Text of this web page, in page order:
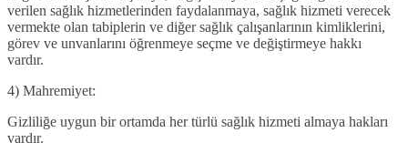
verilen sağlık hizmetlerinden faydalanmaya, sağlık hizmeti verecek
vermekte olan tabiplerin ve diğer sağlık çalışanlarının kimliklerini,
görev ve unvanlarını öğrenmeye seçme ve değiştirmeye hakkı
vardır.
4) Mahremiyet:
Gizliliğe uygun bir ortamda her türlü sağlık hizmeti almaya hakları
vardır.